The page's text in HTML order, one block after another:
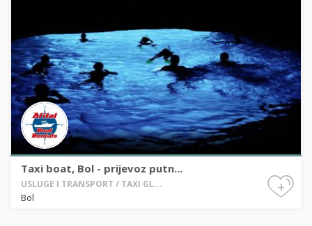
Taxi boat, Bol - prijevoz putn...
USLUGE I TRANSPORT / TAXI GL...
Bol
+